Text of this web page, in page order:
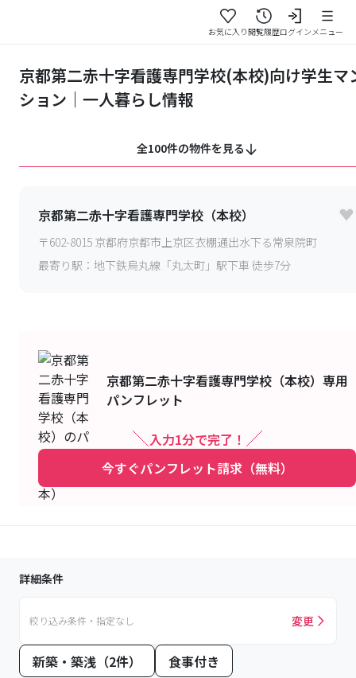
お気に入り閲覧履歴ログインメニュー
京都第二赤十字看護専門学校(本校)向け学生マ
ション｜一人暮らし情報
全100件の物件を見る
京都第二赤十字看護専門学校（本校）
〒602-8015 京都府京都市上京区衣棚通出水下る常泉院町
最寄り駅： 地下鉄烏丸線「丸太町」駅下車 徒歩7分
京都第二赤十字看護専門学校（本校） 専用
パンフレット
入力1分で完了！
今すぐパンフレット請求（無料）
詳細条件
絞り込み条件・指定なし 変更
新築・築浅（2件） 食事付き